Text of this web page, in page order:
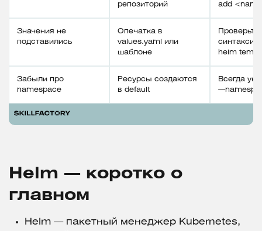
репозиторий
add
Значения не
подставились
Опечатка в
values.yaml или
шаблоне
Проверьте
синтаксис
helm
Забыли про
namespace
Ресурсы создаются
в default
Всегда
Helm — коротко о
главном
Helm — пакетный менеджер Kubernetes,